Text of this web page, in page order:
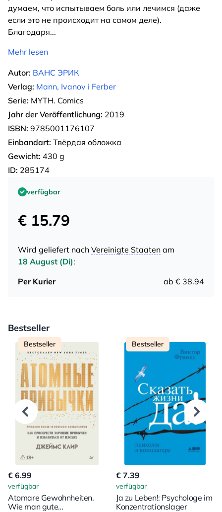
думаем, что испытываем боль или лечимся (даже
если это не происходит на самом деле).
Благодаря...
Mehr lesen
Autor: ВАНС ЭРИК
Verlag: Mann, Ivanov i Ferber
Serie: MYTH. Comics
Jahr der Veröffentlichung: 2019
ISBN: 9785001176107
Einbandart: Твёрдая обложка
Gewicht: 430 g
ID: 285174
verfügbar
€ 15.79
Wird geliefert nach Vereinigte Staaten am
18 August (Di):
Per Kurier
ab € 38.94
Bestseller
Bestseller
€ 6.99
verfügbar
Atomare Gewohnheiten.
Wie man gute
Bestseller
€ 7.39
verfügbar
Ja zu Leben!: Psychologe im
Konzentrationslager